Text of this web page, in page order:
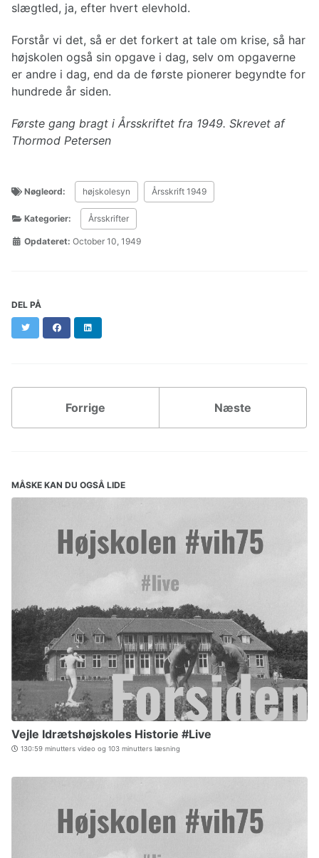
slægtled, ja, efter hvert elevhold.
Forstår vi det, så er det forkert at tale om krise, så har
højskolen også sin opgave i dag, selv om opgaverne
er andre i dag, end da de første pionerer begyndte for
hundrede år siden.
Første gang bragt i Årsskriftet fra 1949. Skrevet af
Thormod Petersen
Nøgleord: højskolesyn Årsskrift 1949
Kategorier: Årsskrifter
Opdateret: October 10, 1949
DEL PÅ
Twitter Facebook
Forrige Næste
MÅSKE KAN DU OGSÅ LIDE
Vejle Idrætshøjskoles Historie #Live
130:59 minutters video og 103 minutters læsning